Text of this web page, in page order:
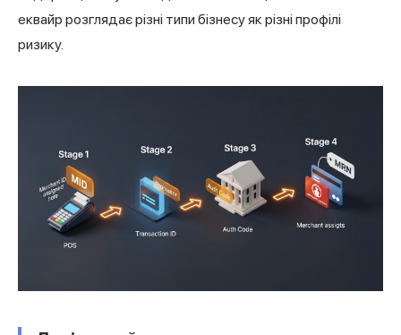
еквайр розглядає різні типи бізнесу як різні профілі
ризику.